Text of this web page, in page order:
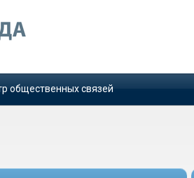
общественных связей